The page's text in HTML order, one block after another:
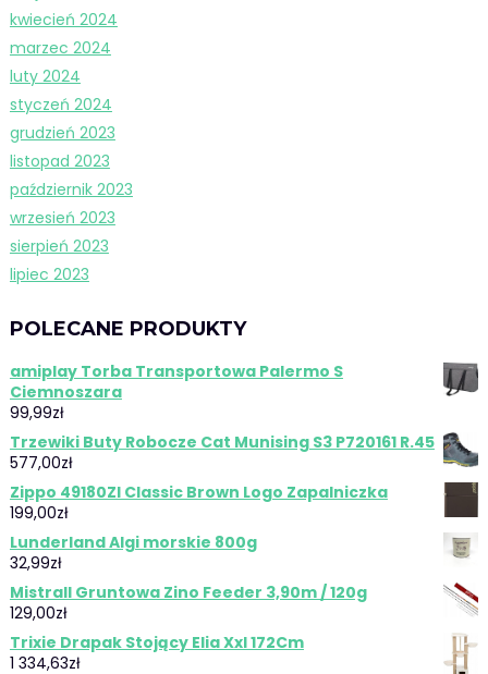
kwiecień 2024
marzec 2024
luty 2024
styczeń 2024
grudzień 2023
listopad 2023
październik 2023
wrzesień 2023
sierpień 2023
lipiec 2023
POLECANE PRODUKTY
amiplay Torba Transportowa Palermo S
Ciemnoszara
99,99zł
Trzewiki Buty Robocze Cat Munising S3 P720161 R.45
577,00zł
Zippo 49180Zl Classic Brown Logo Zapalniczka
199,00zł
Lunderland Algi morskie 800g
32,99zł
Mistrall Gruntowa Zino Feeder 3,90m / 120g
129,00zł
Trixie Drapak Stojący Elia Xxl 172Cm
1 334,63zł